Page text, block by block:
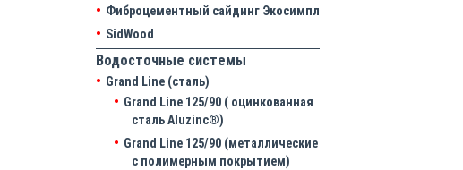
Фиброцементный сайдинг Экосимпл
SidWood
Водосточные системы
Grand Line (сталь)
Grand Line 125/90 ( оцинкованная
сталь Aluzinc®)
Grand Line 125/90 (металлические
с полимерным покрытием)